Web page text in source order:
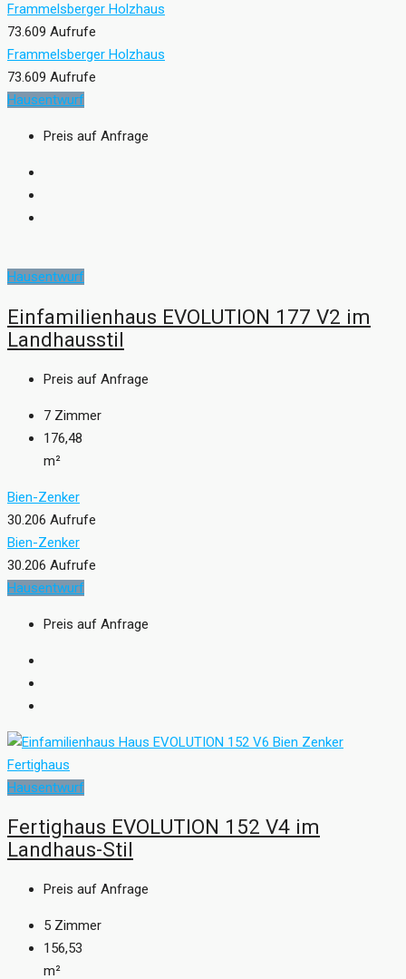
Frammelsberger Holzhaus
73.609 Aufrufe
Frammelsberger Holzhaus
73.609 Aufrufe
Hausentwurf
Preis auf Anfrage
Hausentwurf
Einfamilienhaus EVOLUTION 177 V2 im
Landhausstil
Preis auf Anfrage
7 Zimmer
176,48
m²
Bien-Zenker
30.206 Aufrufe
Bien-Zenker
30.206 Aufrufe
Hausentwurf
Preis auf Anfrage
Hausentwurf
Fertighaus EVOLUTION 152 V4 im
Landhaus-Stil
Preis auf Anfrage
5 Zimmer
156,53
m²